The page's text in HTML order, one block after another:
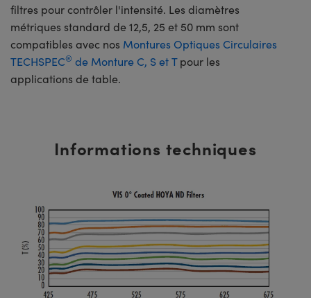
filtres pour contrôler l'intensité. Les diamètres
métriques standard de 12,5, 25 et 50 mm sont
compatibles avec nos Montures Optiques Circulaires
TECHSPEC® de Monture C, S et Tpour les
applications de table.
Informations techniques